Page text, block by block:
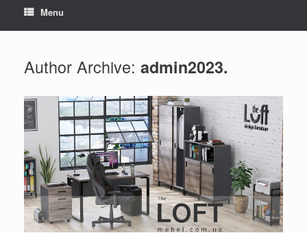
Menu
Author Archive: admin2023.